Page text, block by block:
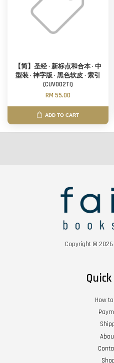
【简】圣经 · 新标点和合本 · 中
型装 · 神字版 · 黑色软皮 · 索引
(CUV002TI)
RM 55.00
ADD TO CART
Copyright © 2026
How